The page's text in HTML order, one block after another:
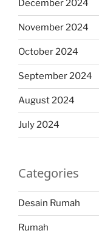
December 2024
November 2024
October 2024
September 2024
August 2024
July 2024
Categories
Desain Rumah
Rumah